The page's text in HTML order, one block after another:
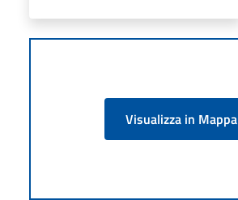
Visualizza in Mappa